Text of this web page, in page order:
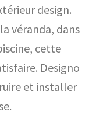
design.
véranda, dans
cette
Designo
et installer